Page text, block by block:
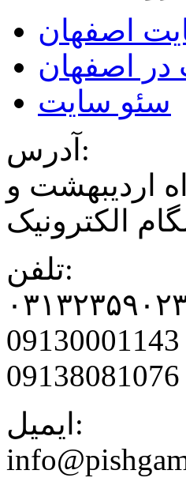
اصفهان
اصفهان
سئو سایت
آدرس:
اردیبهشت و
الکترونیک
تلفن:
09130001143
09138081076
ایمیل: